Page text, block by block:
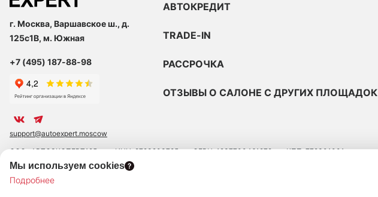
Мы используем cookies
Подробнее
г. Москва, Варшавское ш., д.
125с1В, м. Южная
+7 (495) 187-88-98
support@autoexpert.moscow
АВТОКРЕДИТ
TRADE-IN
РАССРОЧКА
ОТЗЫВЫ О САЛОНЕ С ДРУГИХ ПЛОЩАДОК
ООО «АВТОЭКСПЕРТ125» ИНН: 9723203785 ОГРН: 1237700461272
КПП: 772301001
ЮРИДИЧЕСКИЙ АДРЕС: 109390 ГОР. МОСКВА, УЛ. ЛЮБЛИНСКАЯ, Д. 47, ПОМ. 2/Н